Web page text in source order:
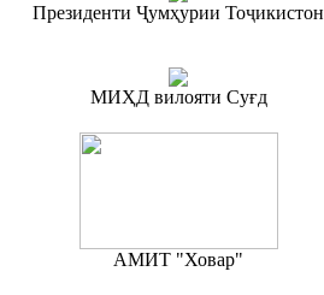
Президенти Ҷумҳурии Тоҷикистон
МИҲД вилояти Суғд
АМИТ "Ховар"